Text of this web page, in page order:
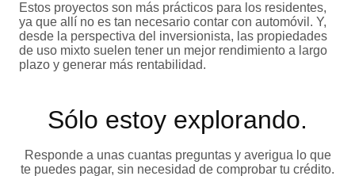
Estos proyectos son más prácticos para los residentes,
ya que allí no es tan necesario contar con automóvil. Y,
desde la perspectiva del inversionista, las propiedades
de uso mixto suelen tener un mejor rendimiento a largo
plazo y generar más rentabilidad.
Sólo estoy explorando​.
Responde a unas cuantas preguntas y averigua lo que
te puedes pagar, sin necesidad de comprobar tu crédito.